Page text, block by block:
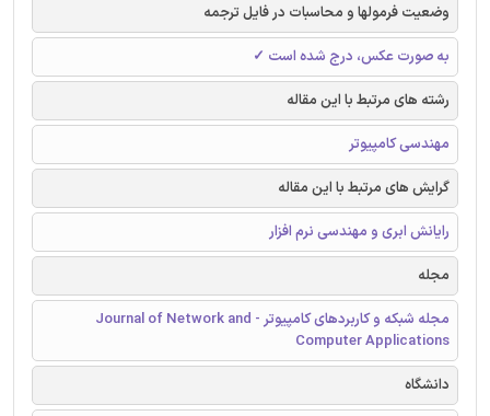
وضعیت فرمولها و محاسبات در فایل ترجمه
به صورت عکس، درج شده است ✓
رشته های مرتبط با این مقاله
مهندسی کامپیوتر
گرایش های مرتبط با این مقاله
رایانش ابری و مهندسی نرم افزار
مجله
مجله شبکه و کاربردهای کامپیوتر - Journal of Network and
Computer Applications
دانشگاه